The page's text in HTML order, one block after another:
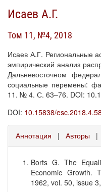
Исаев А.Г.
Том 11, №4, 2018
Исаев А.Г. Региональные
эмпирический анализ
Дальневосточном
социальные перемены:
11. № 4. С. 63–76. DOI:
DOI: 10.15838/
Аннотация | Авторы |
Borts G. The
Economic Growth.
1962, vol. 50, issue